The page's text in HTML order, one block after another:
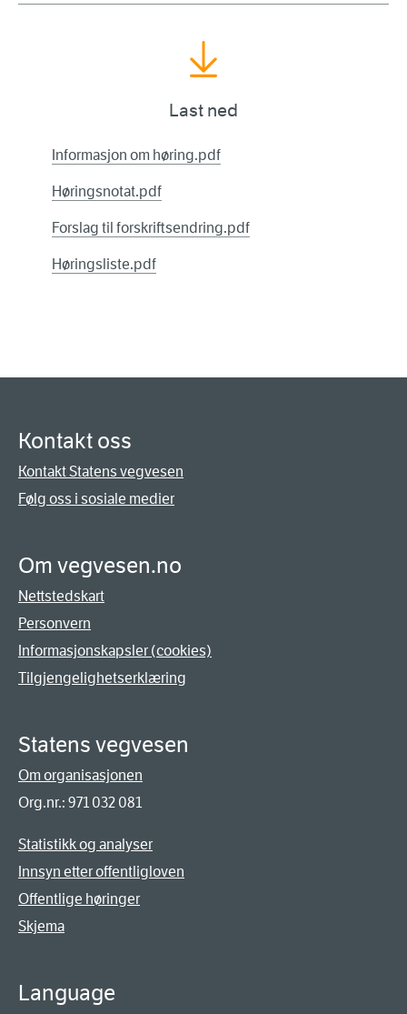
Last ned
Informasjon om høring.pdf
Høringsnotat.pdf
Forslag til forskriftsendring.pdf
Høringsliste.pdf
Kontakt oss
Kontakt Statens vegvesen
Følg oss i sosiale medier
Om vegvesen.no
Nettstedskart
Personvern
Informasjonskapsler (cookies)
Tilgjengelighetserklæring
Statens vegvesen
Om organisasjonen
Org.nr.: 971 032 081
Statistikk og analyser
Innsyn etter offentligloven
Offentlige høringer
Skjema
Language